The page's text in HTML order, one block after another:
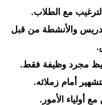
مع الطلاب.
والأنشطة من قبل
.
مجرد وظيفة فقط.
أمام زملائه.
أولياء الأمور .